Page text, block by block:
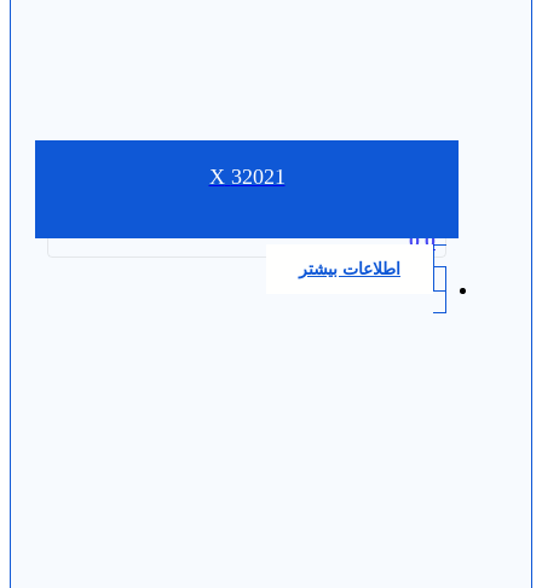
32021 X
0.0
اطلاعات بیشتر